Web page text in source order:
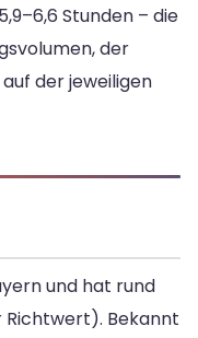
Stunden – die
der
der jeweiligen
und hat rund
Richtwert). Bekannt